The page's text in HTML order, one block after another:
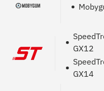
GX12
GX14